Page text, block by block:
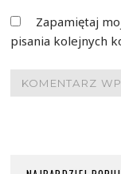
Zapamiętaj
pisania kolejnych